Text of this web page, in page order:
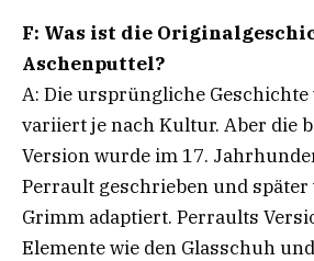
F: Was ist die
Aschenputtel?
A: Die ursprüngliche
variiert je nach Kultur. Aber die
Version wurde im 17.
Perrault geschrieben und
Grimm adaptiert. Perraults
Elemente wie den Glasschuh